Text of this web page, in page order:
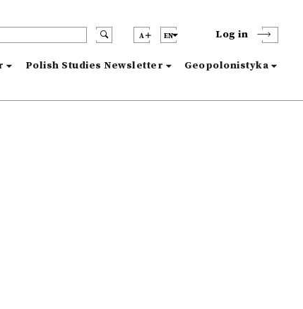
A EN Log in
Polish Studies Newsletter Geopolonistyka